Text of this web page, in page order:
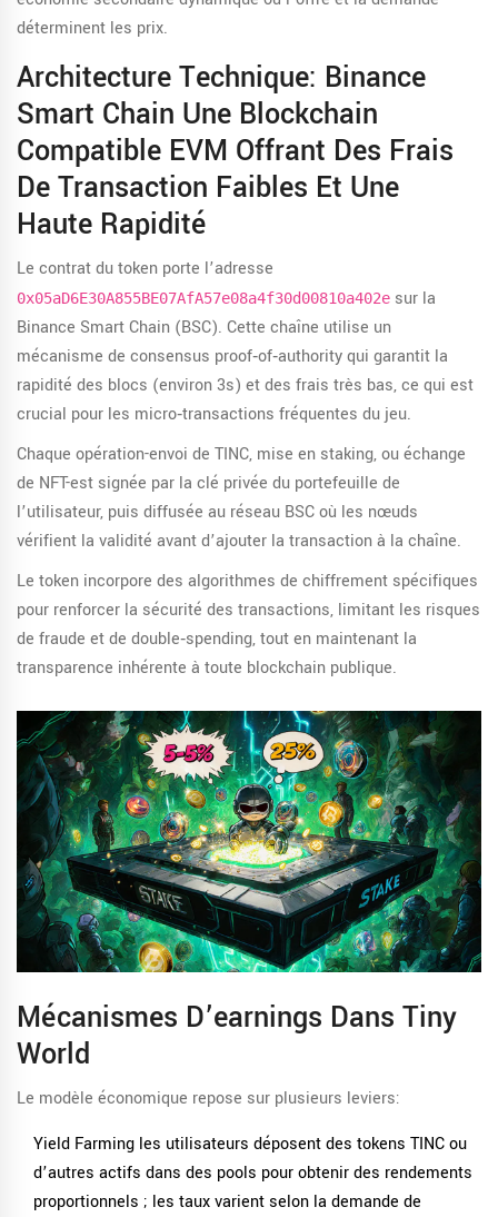
déterminent les prix.
Architecture Technique: Binance
Smart Chain Une Blockchain
Compatible EVM Offrant Des Frais
De Transaction Faibles Et Une
Haute Rapidité
Le contrat du token porte l’adresse
0x05aD6E30A855BE07AfA57e08a4f30d00810a402e sur la
Binance Smart Chain (BSC). Cette chaîne utilise un
mécanisme de consensus proof‑of‑authority qui garantit la
rapidité des blocs (environ 3s) et des frais très bas, ce qui est
crucial pour les micro‑transactions fréquentes du jeu.
Chaque opération-envoi de TINC, mise en staking, ou échange
de NFT-est signée par la clé privée du portefeuille de
l’utilisateur, puis diffusée au réseau BSC où les nœuds
vérifient la validité avant d’ajouter la transaction à la chaîne.
Le token incorpore des algorithmes de chiffrement spécifiques
pour renforcer la sécurité des transactions, limitant les risques
de fraude et de double‑spending, tout en maintenant la
transparence inhérente à toute blockchain publique.
Mécanismes D’earnings Dans Tiny
World
Le modèle économique repose sur plusieurs leviers:
Yield Farming les utilisateurs déposent des tokens TINC ou
d’autres actifs dans des pools pour obtenir des rendements
proportionnels ; les taux varient selon la demande de